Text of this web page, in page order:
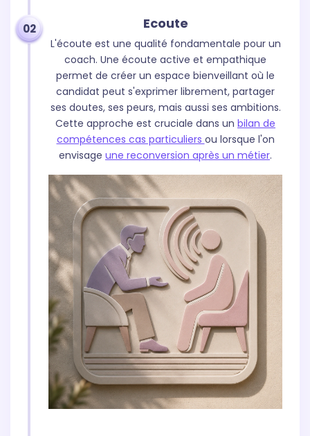
Ecoute
L'écoute est une qualité fondamentale pour un
coach. Une écoute active et empathique
permet de créer un espace bienveillant où le
candidat peut s'exprimer librement, partager
ses doutes, ses peurs, mais aussi ses ambitions.
Cette approche est cruciale dans un bilan de
compétences cas particuliers ou lorsque l'on
envisage une reconversion après un métier.
02